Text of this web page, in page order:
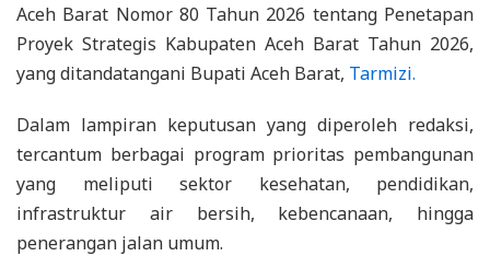
Aceh Barat Nomor 80 Tahun 2026 tentang Penetapan
Proyek Strategis Kabupaten Aceh Barat Tahun 2026,
yang ditandatangani Bupati Aceh Barat, Tarmizi.
Dalam lampiran keputusan yang diperoleh redaksi,
tercantum berbagai program prioritas pembangunan
yang meliputi sektor kesehatan, pendidikan,
infrastruktur air bersih, kebencanaan, hingga
penerangan jalan umum.